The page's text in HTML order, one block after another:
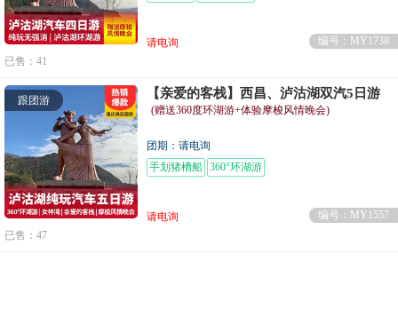
请电询
编号：MY1738
已售：41
跟团游 【亲爱的客栈】西昌、泸沽湖双汽5日游
(赠送360度环湖游+体验摩梭风情晚会)
团期：请电询
手划猪槽船 360°环湖游
请电询
编号：MY1557
已售：47